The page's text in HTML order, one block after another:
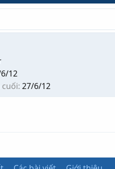
12
27/6/12